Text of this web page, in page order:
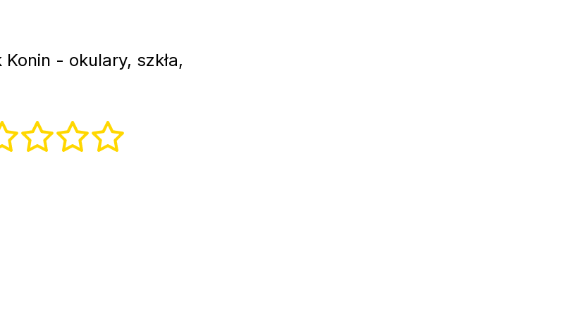
Konin - okulary, szkła,